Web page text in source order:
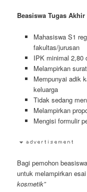
Beasiswa Tugas Akhir
Mahasiswa S1
fakultas/jurusan
IPK minimal 2,80
Melampirkan
Mempunyai adik
keluarga
Tidak sedang
Melampirkan
Mengisi formulir
Bagi pemohon
untuk melampirkan
kosmetik”